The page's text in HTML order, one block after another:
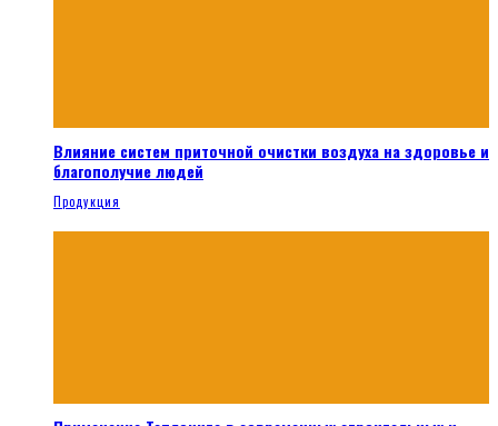
Влияние систем приточной очистки воздуха на здоровье и
благополучие людей
Продукция